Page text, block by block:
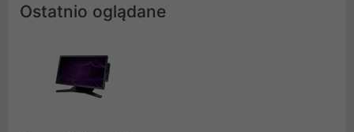
Ostatnio oglądane